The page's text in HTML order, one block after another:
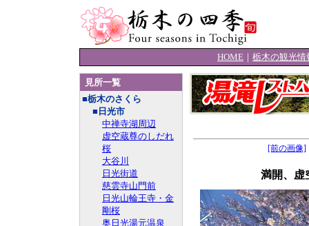
HOME ｜ 栃木の観光情
見所一覧
■栃木のさくら
■日光市
中禅寺湖周辺
虚空蔵尊のしだれ
桜
大谷川
日光街道
慈雲寺山門前
日光山輪王寺・金
剛桜
奥日光湯元温泉
[前の画像]
満開、虚